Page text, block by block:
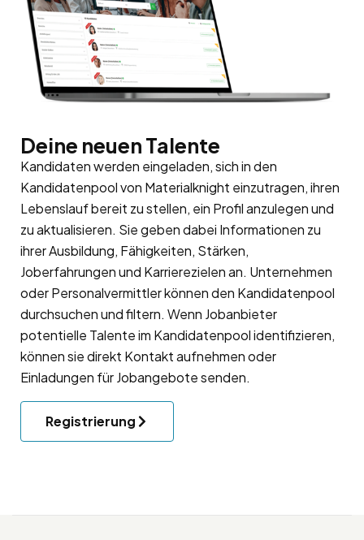
Deine neuen Talente
Kandidaten werden eingeladen, sich in den
Kandidatenpoolvon Materialknight einzutragen, ihren
Lebenslauf bereit zu stellen, ein Profil anzulegen und
zu aktualisieren. Sie geben dabei Informationen zu
ihrer Ausbildung, Fähigkeiten, Stärken,
Joberfahrungen und Karrierezielen an. Unternehmen
oder Personalvermittler können den Kandidatenpool
durchsuchen und filtern. Wenn Jobanbieter
potentielle Talente im Kandidatenpool identifizieren,
können sie direkt Kontakt aufnehmen oder
Einladungen für Jobangebote senden.
Registrierung